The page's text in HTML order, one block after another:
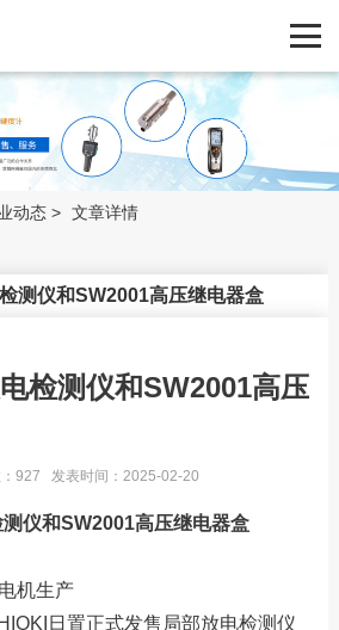
品牌中心
客户案例
联系我们
线：13760205028
ZF116.COM
动态 > 文章详情
测仪和SW2001高压继电器盒
检测仪和SW2001高压
927 发表时间：2025-02-20
仪和SW2001高压继电器盒
机生产
日置正式发售局部放电检测仪